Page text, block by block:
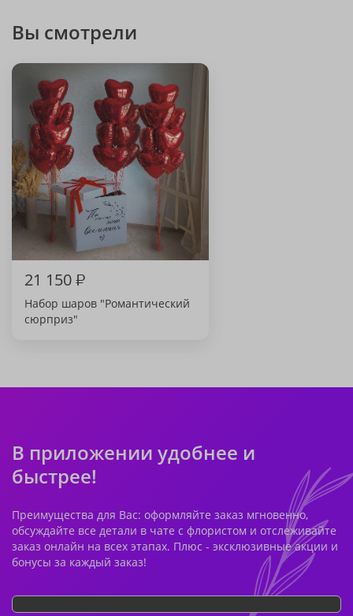
Вы смотрели
21 150₽
Набор шаров "Романтический
сюрприз"
В приложении удобнее и
быстрее!
Преимущества для Вас: оформляйте заказ мгновенно,
обсуждайте все детали в чате с флористом и отслеживайте
заказ онлайн на всех этапах. Плюс - эксклюзивные акции и
бонусы за каждый заказ!